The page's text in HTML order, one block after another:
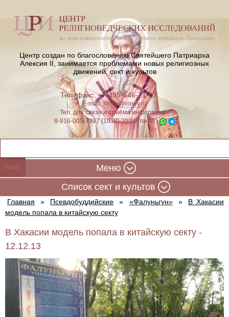
Центр создан по благословению Святейшего Патриарха
Алексия II, занимается проблемами новых религиозных
движений, сект и культов
Тел./факс: +7-495-646-71-47
E-mail:iriney@iriney.ru
Тел. для связи и приёма информации
8-916-005-7397 (10:00-20:00, пн-пт)
Меню
Cписок сект и культов
Главная » Псевдобуддийские » «Фалуньгун» »
В Хакасии
модель попала в китайскую секту
В Хакасии модель попала в китайскую секту -
12.12.13